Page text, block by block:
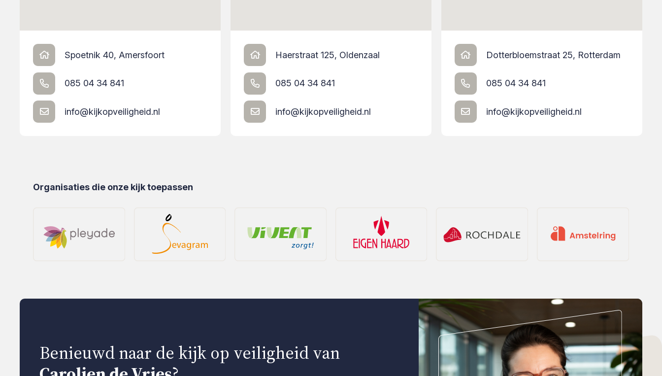
Spoetnik 40, Amersfoort
085 04 34 841
info@kijkopveiligheid.nl
Haerstraat 125, Oldenzaal
085 04 34 841
info@kijkopveiligheid.nl
Dotterbloemstraat 25, Rotterdam
085 04 34 841
info@kijkopveiligheid.nl
Organisaties die onze kijk toepassen
Benieuwd naar de kijk op veiligheid van